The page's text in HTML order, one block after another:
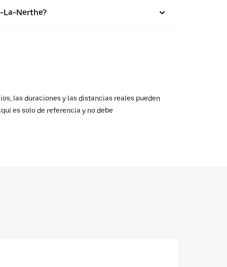
La-Nerthe?
las duraciones y las distancias reales pueden
es solo de referencia y no debe